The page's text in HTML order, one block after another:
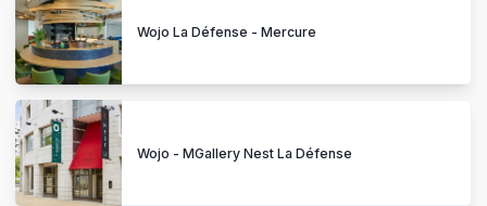
Wojo La Défense - Mercure
Wojo - MGallery Nest La Défense